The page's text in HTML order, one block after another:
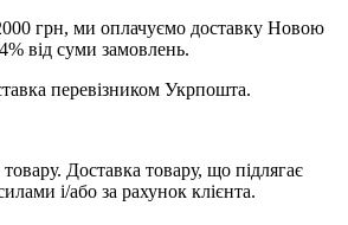
грн, ми оплачуємо доставку Новою
від суми замовлень.
перевізником Укрпошта.
Доставка товару, що підлягає
і/або за рахунок клієнта.